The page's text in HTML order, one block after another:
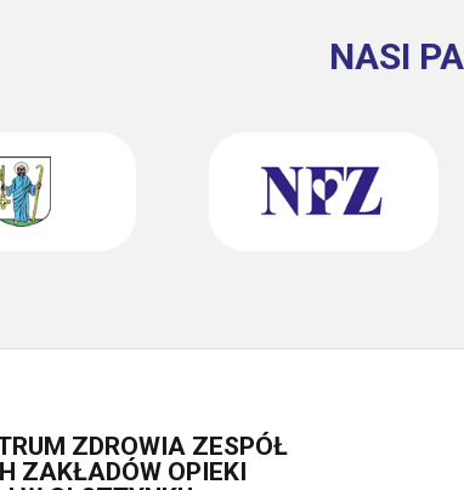
NASI
ZDROWIA ZESPÓŁ
ZAKŁADÓW OPIEKI